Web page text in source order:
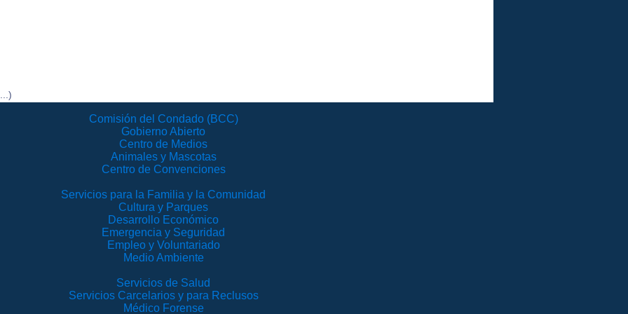
Comisión del Condado (BCC)
Gobierno Abierto
Centro de Medios
Animales y Mascotas
Centro de Convenciones
Servicios para la Familia y la Comunidad
Cultura y Parques
Desarrollo Económico
Emergencia y Seguridad
Empleo y Voluntariado
Medio Ambiente
Servicios de Salud
Servicios Carcelarios y para Reclusos
Médico Forense